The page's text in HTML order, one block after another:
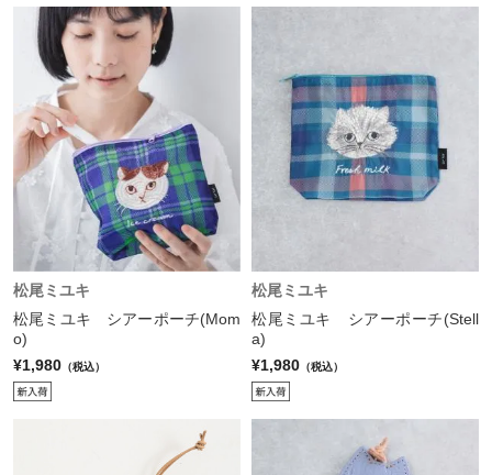
松尾ミユキ
松尾ミユキ シアーポーチ(Mom
o)
¥1,980 （税込）
松尾ミユキ
松尾ミユキ シアーポーチ(Stell
a)
¥1,980 （税込）